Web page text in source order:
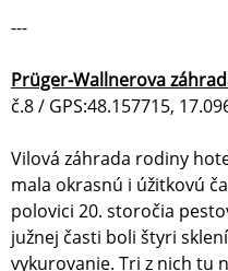
---
Prüger-Wallnerova
č.8 / GPS:48.157715,
Vilová záhrada rodiny
mala okrasnú i úžitkovú
polovici 20. storočia
južnej časti boli štyri
vykurovanie. Tri z nich tu